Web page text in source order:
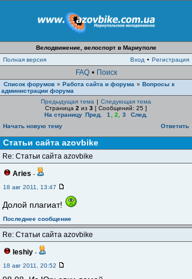
Велодвижение, велоспорт в Мариуполе
Полная версия
Вход • Регистрация
FAQ • Поиск
Список форумов » Работа сайта и форума » Вопросы к
администрации форума
Предыдущая тема | Следующая тема
Страница 2 из 3 [ Сообщений: 25 ]
На страницу Пред. 1 2 3
След.
Начать новую тему
Ответить
Статьи сайта azovbike
Re: Статьи сайта azovbike
Aries -
18 авг 2011, 13:47
Долой плагиат!
Последнее сообщение
Re: Статьи сайта azovbike
leshiy -
18 авг 2011, 20:52